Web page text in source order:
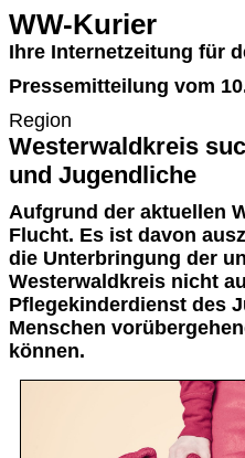
WW-Kurier
Ihre Internetzeitung für
Pressemitteilung vom
Region
Westerwaldkreis
und Jugendliche
Aufgrund der aktuellen
Flucht. Es ist davon
die Unterbringung der
Westerwaldkreis nicht
Pflegekinderdienst des
Menschen
können.